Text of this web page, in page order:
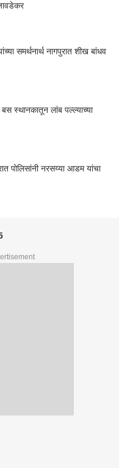
समर्थनार्थ नागपुरात शीख बांधव
स्थानकातून लांब पल्ल्याच्या
पोलिसांनी नरसय्या आडम यांचा